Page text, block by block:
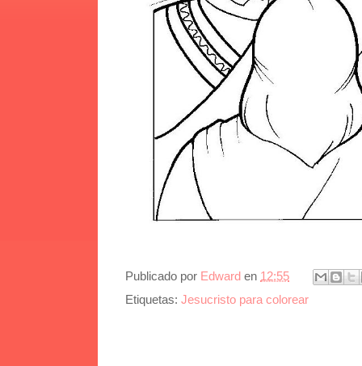
Publicado por Edward en 12:55
Etiquetas: Jesucristo para colorear